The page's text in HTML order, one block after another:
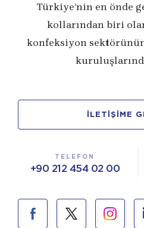
Türkiye’nin en önde
kollarından biri
konfeksiyon
İLETİŞİME
TELEFON
+90 212 454 02 00